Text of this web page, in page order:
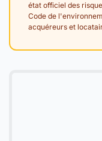
état officiel des
Code de
acquéreurs et